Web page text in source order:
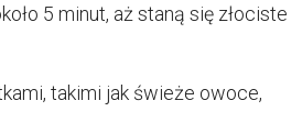
5 minut, aż staną się złociste
takimi jak świeże owoce,